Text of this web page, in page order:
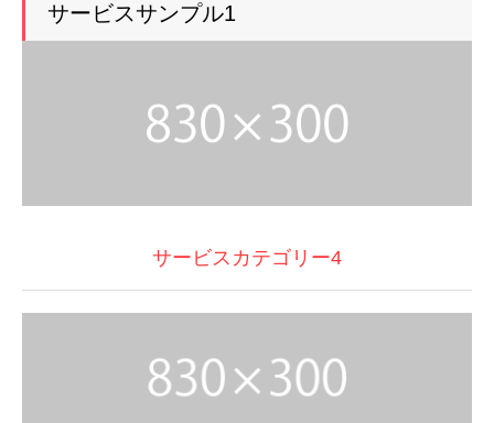
サービスサンプル1
サービスカテゴリー4